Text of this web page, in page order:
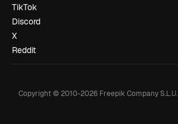
TikTok
Discord
X
Reddit
Copyright © 2010-2026 Freepik Company S.L.U.